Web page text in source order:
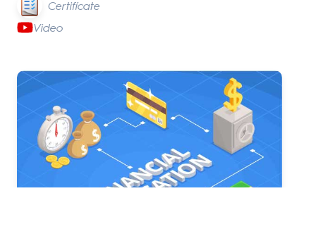
Certifícate
Video